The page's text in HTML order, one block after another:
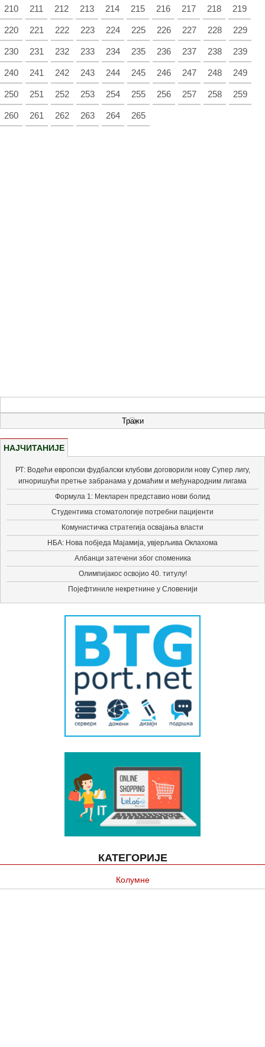
210 211 212 213 214 215 216 217 218 219
220 221 222 223 224 225 226 227 228 229
230 231 232 233 234 235 236 237 238 239
240 241 242 243 244 245 246 247 248 249
250 251 252 253 254 255 256 257 258 259
260 261 262 263 264 265
НАЈЧИТАНИЈЕ
РТ: Водећи европски фудбалски клубови договорили нову Супер лигу,
игноришући претње забранама у домаћим и међународним лигама
Формула 1: Мекларен представио нови болид
Студентима стоматологије потребни пацијенти
Комунистичка стратегија освајања власти
НБА: Нова побједа Мајамија, увјерљива Оклахома
Албанци затечени због споменика
Олимпијакос освојио 40. титулу!
Појефтиниле некретнине у Словенији
КАТЕГОРИЈЕ
Колумне